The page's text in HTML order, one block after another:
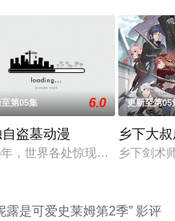
马的挚友拼命寻找失踪少女
至第05集 6.0
盗墓动漫
，世界各处惊现古墓，获得墓
更新至第05
乡下大
乡下剑术
露是可爱史莱姆第2季” 影评